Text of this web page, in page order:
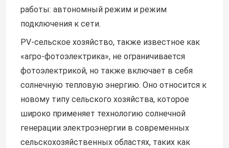
работы: автономный режим и режим
подключения к сети.
PV-сельское хозяйство, также известное как
«агро-фотоэлектрика», не ограничивается
фотоэлектрикой, но также включает в себя
солнечную тепловую энергию. Оно относится к
новому типу сельского хозяйства, которое
широко применяет технологию солнечной
генерации электроэнергии в современных
сельскохозяйственных областях, таких как